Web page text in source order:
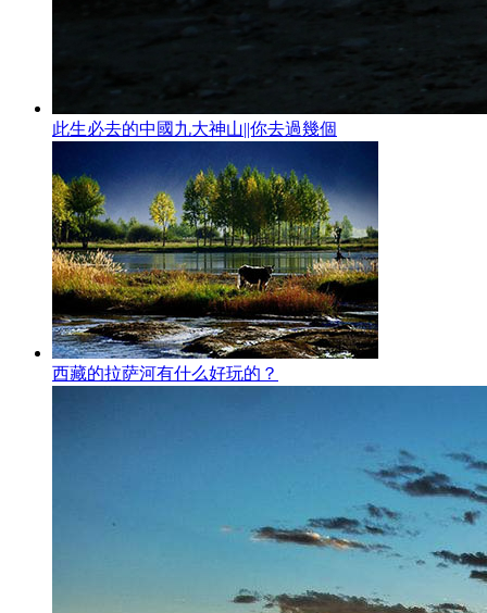
此生必去的中國九大神山||你去過幾個
西藏的拉萨河有什么好玩的？